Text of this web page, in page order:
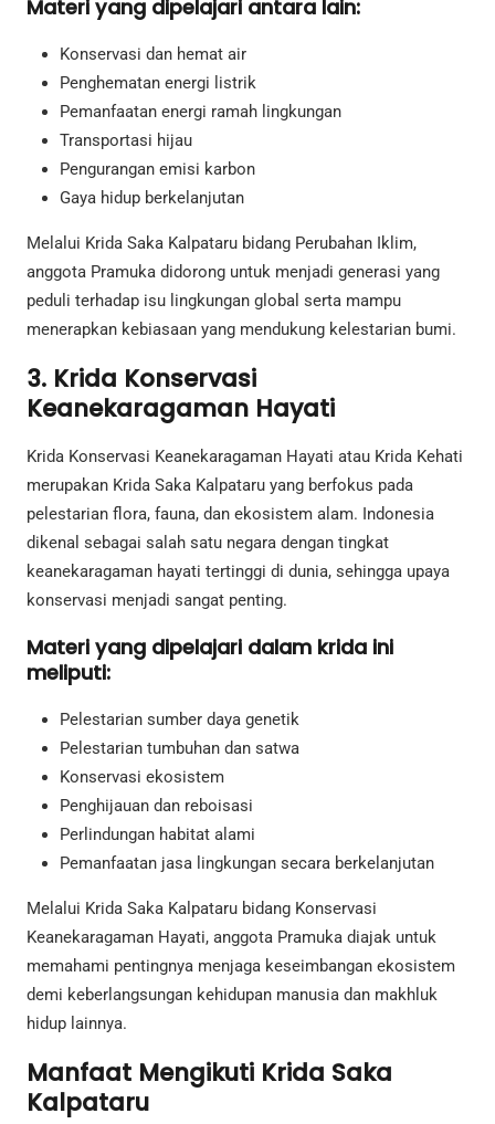
Materi yang dipelajari antara lain:
Konservasi dan hemat air
Penghematan energi listrik
Pemanfaatan energi ramah lingkungan
Transportasi hijau
Pengurangan emisi karbon
Gaya hidup berkelanjutan
Melalui Krida Saka Kalpataru bidang Perubahan Iklim,
anggota Pramuka didorong untuk menjadi generasi yang
peduli terhadap isu lingkungan global serta mampu
menerapkan kebiasaan yang mendukung kelestarian bumi.
3. Krida Konservasi
Keanekaragaman Hayati
Krida Konservasi Keanekaragaman Hayati atau Krida Kehati
merupakan Krida Saka Kalpataru yang berfokus pada
pelestarian flora, fauna, dan ekosistem alam. Indonesia
dikenal sebagai salah satu negara dengan tingkat
keanekaragaman hayati tertinggi di dunia, sehingga upaya
konservasi menjadi sangat penting.
Materi yang dipelajari dalam krida ini
meliputi:
Pelestarian sumber daya genetik
Pelestarian tumbuhan dan satwa
Konservasi ekosistem
Penghijauan dan reboisasi
Perlindungan habitat alami
Pemanfaatan jasa lingkungan secara berkelanjutan
Melalui Krida Saka Kalpataru bidang Konservasi
Keanekaragaman Hayati, anggota Pramuka diajak untuk
memahami pentingnya menjaga keseimbangan ekosistem
demi keberlangsungan kehidupan manusia dan makhluk
hidup lainnya.
Manfaat Mengikuti Krida Saka
Kalpataru